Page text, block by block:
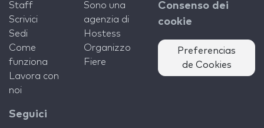
Staff
Scrivici
Sedi
Come
funziona
Lavora con
noi
Sono una
agenzia di
Hostess
Organizzo
Fiere
Consenso dei
cookie
Preferencias
de Cookies
Seguici